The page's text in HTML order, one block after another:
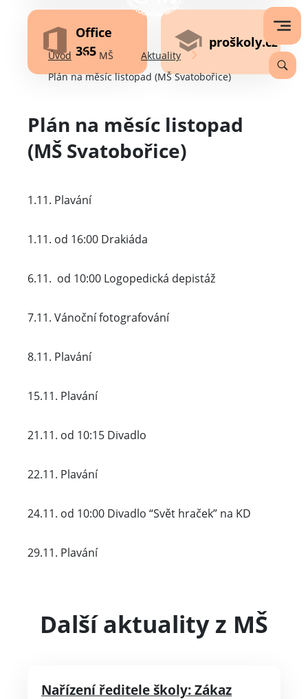
Office
365
proškoly.cz
Úvod MŠ
Aktuality
Plán na měsíc listopad (MŠ Svatobořice)
Plán na měsíc listopad
(MŠ Svatobořice)
1.11. Plavání
1.11. od 16:00 Drakiáda
6.11. od 10:00 Logopedická depistáž
7.11. Vánoční fotografování
8.11. Plavání
15.11. Plavání
21.11. od 10:15 Divadlo
22.11. Plavání
24.11. od 10:00 Divadlo “Svět hraček” na KD
29.11. Plavání
Další aktuality z MŠ
Nařízení ředitele školy: Zákaz